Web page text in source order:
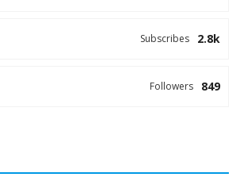
2.8k
Subscribes
849
Followers